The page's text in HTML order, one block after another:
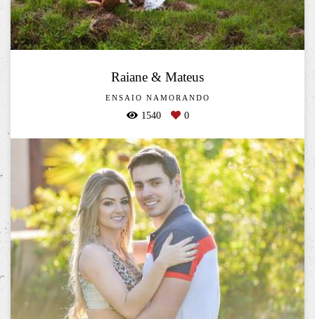
Raiane & Mateus
ENSAIO NAMORANDO
1540 0